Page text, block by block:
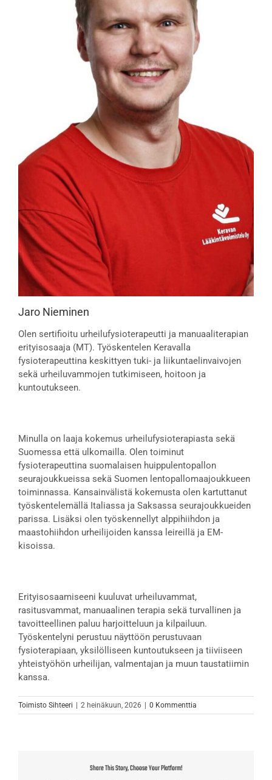
Jaro Nieminen
Olen sertifioitu urheilufysioterapeutti ja manuaaliterapian
erityisosaaja (MT). Työskentelen Keravalla
fysioterapeuttina keskittyen tuki- ja liikuntaelinvaivojen
sekä urheiluvammojen tutkimiseen, hoitoon ja
kuntoutukseen.
Minulla on laaja kokemus urheilufysioterapiasta sekä
Suomessa että ulkomailla. Olen toiminut
fysioterapeuttina suomalaisen huippulentopallon
seurajoukkueissa sekä Suomen lentopallomaajoukkueen
toiminnassa. Kansainvälistä kokemusta olen kartuttanut
työskentelemällä Italiassa ja Saksassa seurajoukkueiden
parissa. Lisäksi olen työskennellyt alppihiihdon ja
maastohiihdon urheilijoiden kanssa leireillä ja EM-
kisoissa.
Erityisosaamiseeni kuuluvat urheiluvammat,
rasitusvammat, manuaalinen terapia sekä turvallinen ja
tavoitteellinen paluu harjoitteluun ja kilpailuun.
Työskentelyni perustuu näyttöön perustuvaan
fysioterapiaan, yksilölliseen kuntoutukseen ja tiiviiseen
yhteistyöhön urheilijan, valmentajan ja muun taustatiimin
kanssa.
Toimisto Sihteeri 2 heinäkuun, 2026 0 Kommenttia
Share This Story, Choose Your Platform!